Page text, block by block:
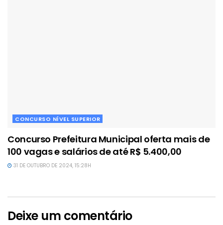
CONCURSO NÍVEL SUPERIOR
Concurso Prefeitura Municipal oferta mais de
100 vagas e salários de até R$ 5.400,00
31 DE OUTUBRO DE 2024, 15:28H
Deixe um comentário